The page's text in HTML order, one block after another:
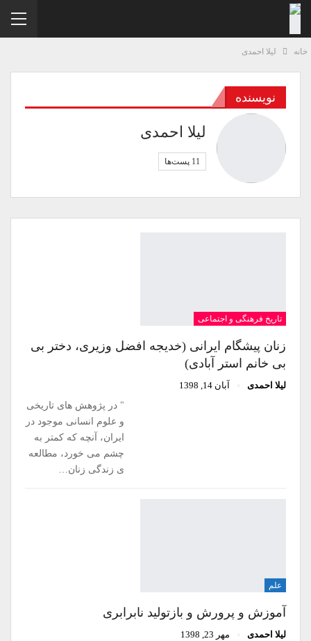
لیلا احمدی
نویسنده
لیلا احمدی
تاریخ فرهنگی و اجتماعی
زنان پیشگام ایرانی (خدیجه افضل وزیری، دختر بی
بی خانم استر آبادی)
لیلا احمدی
آبان 14, 1398
" در پژوهش های تاریخی
و علوم انسانی موجود در
ایران، آنچه که کمتر به
چشم می خورد، مطالعه
ی زندگی زنان…
علم
آموزش و پرورش و بازتولید نابرابری
لیلا احمدی
مهر 23, 1398